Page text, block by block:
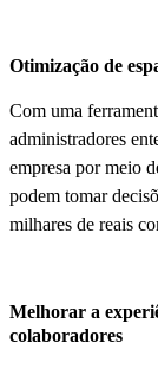
Otimização de
Com uma
administradores
empresa por meio
podem tomar
milhares de reais
Melhorar a
colaboradores